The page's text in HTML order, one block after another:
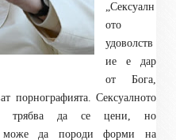
„Сексуалн
ото
удоволств
ие е дар
от Бога,
порнографията. Сексуалното
трябва да се цени, но
може да породи форми на